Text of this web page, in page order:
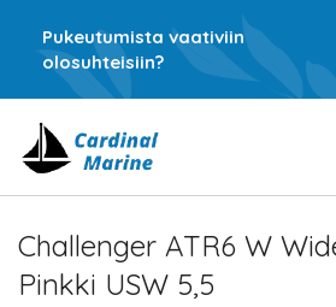
Pukeutumista vaativiin
olosuhteisiin?
Challenger ATR6 W
Pinkki USW 5,5